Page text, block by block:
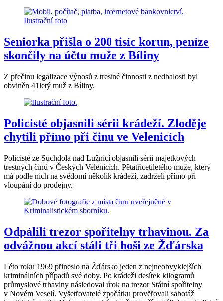
Seniorka přišla o 200 tisíc korun, peníze
skončily na účtu muže z Bíliny
Z přečinu legalizace výnosů z trestné činnosti z nedbalosti byl
obviněn 41letý muž z Bíliny.
Policisté objasnili sérii krádeží. Zloděje
chytili přímo při činu ve Velenicích
Policisté ze Suchdola nad Lužnicí objasnili sérii majetkových
trestných činů v Českých Velenicích. Pětatřicetiletého muže, který
má podle nich na svědomí několik krádeží, zadrželi přímo při
vloupání do prodejny.
Odpálili trezor spořitelny trhavinou. Za
odvážnou akcí stáli tři hoši ze Žďárska
Léto roku 1969 přineslo na Žďársko jeden z nejneobvyklejších
kriminálních případů své doby. Po krádeži desítek kilogramů
průmyslové trhaviny následoval útok na trezor Státní spořitelny
v Novém Veselí. Vyšetřovatelé zpočátku prověřovali sabotáž